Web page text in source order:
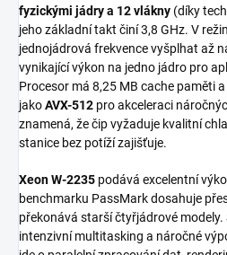
fyzickými jádry a 12 vlákny (díky
jeho základní takt činí 3,8 GHz. V
jednojádrová frekvence vyšplhat až
vynikající výkon na jedno jádro pro
Procesor má 8,25 MB cache paměti
jakoAVX-512 pro akceleraci
znamená, že čip vyžaduje kvalitní
stanice bez potíží zajišťuje.
Xeon W-2235 podává excelentní
benchmarku PassMark dosahuje
překonává starší čtyřjádrové
intenzivní multitasking a náročné